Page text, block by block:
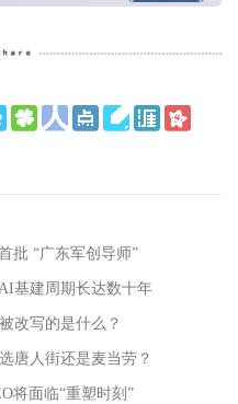
批 “广东军创导师”
基建周期长达数十年
改写的是什么？
唐人街还是麦当劳？
将面临“重塑时刻”